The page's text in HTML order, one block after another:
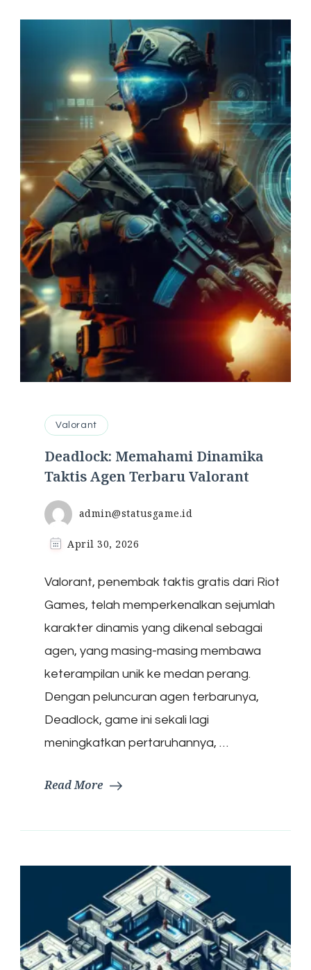
Valorant
Deadlock: Memahami Dinamika
Taktis Agen Terbaru Valorant
admin@statusgame.id
April 30, 2026
Valorant, penembak taktis gratis dari Riot
Games, telah memperkenalkan sejumlah
karakter dinamis yang dikenal sebagai
agen, yang masing-masing membawa
keterampilan unik ke medan perang.
Dengan peluncuran agen terbarunya,
Deadlock, game ini sekali lagi
meningkatkan pertaruhannya, …
Read More